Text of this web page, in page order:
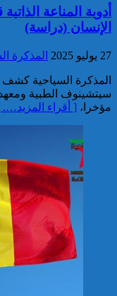
تقديم 17 موقوفا على
العامة لدى محكمة
بالقنيطرة على إثر
موظف أمن يتقدم
الوكيل العام للملك
الاستئناف بالدار
خلفية ادعاءات وهمية
مزعومة نسبها له
شبكات التواصل
كاريكاتير
كاريكاتير
أدوية المناعة
الإنسان (دراسة)
27 يوليو 2025 المذكرة
المذكرة السياحية
سيتشينوف الطبية
مؤخرا، [ أقراء المزيد….